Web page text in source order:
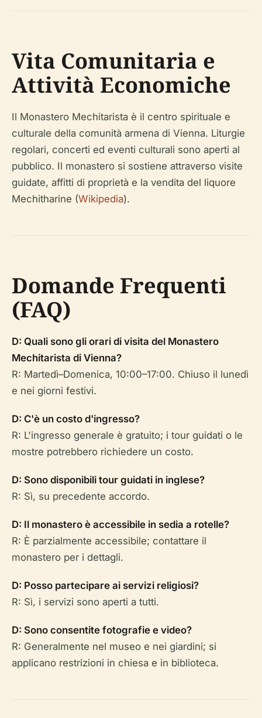
Vita Comunitaria e
Attività Economiche
Il Monastero Mechitarista è il centro spirituale e
culturale della comunità armena di Vienna. Liturgie
regolari, concerti ed eventi culturali sono aperti al
pubblico. Il monastero si sostiene attraverso visite
guidate, affitti di proprietà e la vendita del liquore
Mechitharine (Wikipedia).
Domande Frequenti
(FAQ)
D: Quali sono gli orari di visita del Monastero
Mechitarista di Vienna?
R: Martedì–Domenica, 10:00–17:00. Chiuso il lunedì
e nei giorni festivi.
D: C'è un costo d'ingresso?
R: L'ingresso generale è gratuito; i tour guidati o le
mostre potrebbero richiedere un costo.
D: Sono disponibili tour guidati in inglese?
R: Sì, su precedente accordo.
D: Il monastero è accessibile in sedia a rotelle?
R: È parzialmente accessibile; contattare il
monastero per i dettagli.
D: Posso partecipare ai servizi religiosi?
R: Sì, i servizi sono aperti a tutti.
D: Sono consentite fotografie e video?
R: Generalmente nel museo e nei giardini; si
applicano restrizioni in chiesa e in biblioteca.